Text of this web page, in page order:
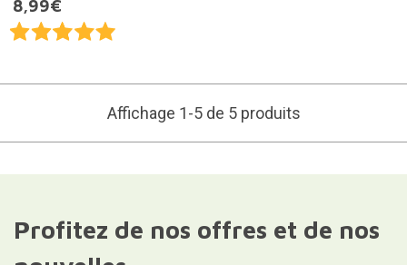
8,99€
Affichage 1-5 de 5 produits
Profitez de nos offres et de nos